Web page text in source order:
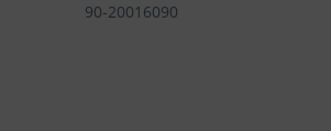
90-20016090